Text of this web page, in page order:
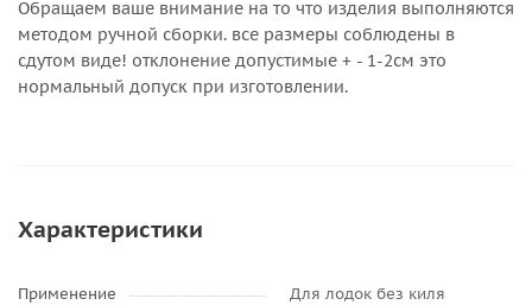
Обращаем ваше внимание на то что изделия выполняются
методом ручной сборки. все размеры соблюдены в
сдутом виде! отклонение допустимые + - 1-2см это
нормальный допуск при изготовлении.
Характеристики
Применение
Для лодок без киля